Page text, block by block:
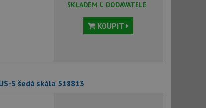
SKLADEM U DODAVATELE
KOUPIT
S šedá skála 518813